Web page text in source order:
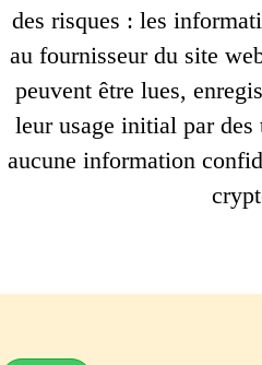
des risques : les
au fournisseur du site
peuvent être lues,
leur usage initial par des
aucune information